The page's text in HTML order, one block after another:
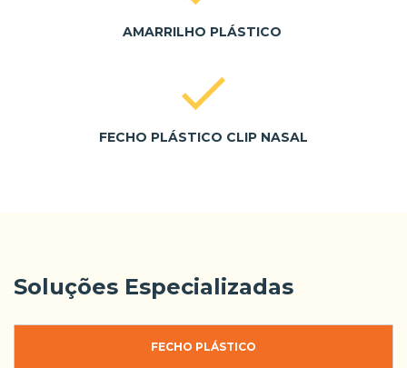
AMARRILHO PLÁSTICO
FECHO PLÁSTICO CLIP NASAL
Soluções Especializadas
FECHO PLÁSTICO